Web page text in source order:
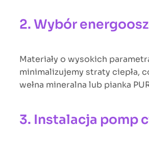
2. Wybór
Materiały o wysokich
minimalizujemy straty ciepła,
wełna mineralna lub pianka
3. Instalacja pomp